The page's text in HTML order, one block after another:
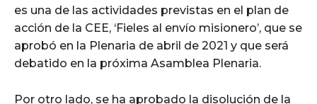
es una de las actividades previstas en el plan de
acción de la CEE, ‘Fieles al envío misionero’, que se
aprobó en la Plenaria de abril de 2021 y que será
debatido en la próxima Asamblea Plenaria.
Por otro lado, se ha aprobado la disolución de la